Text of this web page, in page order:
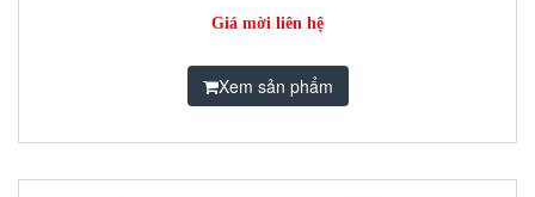
Giá mời liên hệ
Xem sản phẩm